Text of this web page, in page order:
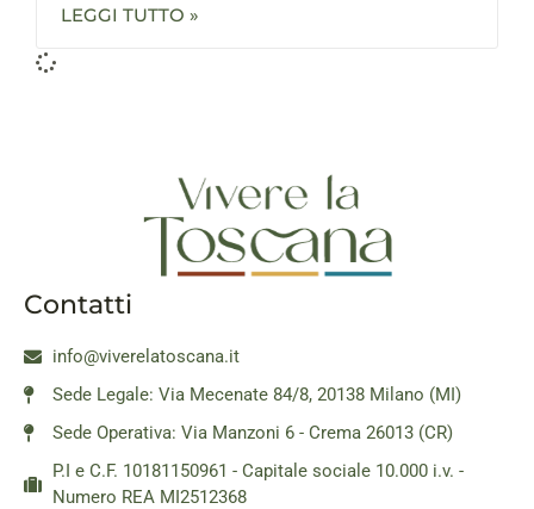
LEGGI TUTTO »
Contatti
info@viverelatoscana.it
Sede Legale: Via Mecenate 84/8, 20138 Milano (MI)
Sede Operativa: Via Manzoni 6 - Crema 26013 (CR)
P.I e C.F. 10181150961 - Capitale sociale 10.000 i.v. -
Numero REA MI2512368